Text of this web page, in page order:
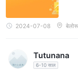
2024-07-08
Tutunana
6-10 साल